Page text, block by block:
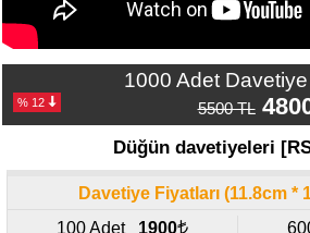
kimiz?
0533
427
29
1000 Adet Davetiye
% 12 5500 TL
Düğün davetiyeleri
Davetiye Fiyatları (11.8cm *
100 Adet
1900